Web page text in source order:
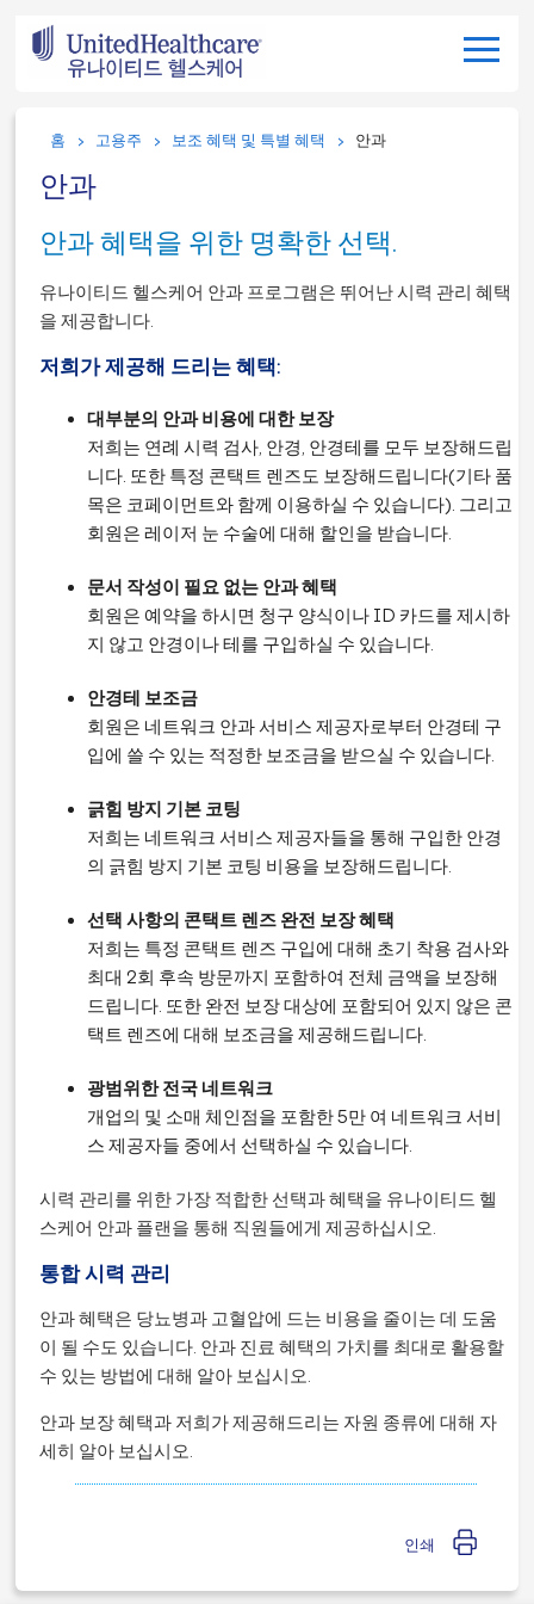
홈 고용주 보조 혜택 및 특별 혜택 안과
안과
안과 혜택을 위한 명확한 선택.
유나이티드 헬스케어 안과 프로그램은 뛰어난 시력 관리 혜택
을 제공합니다.
저희가 제공해 드리는 혜택:
대부분의 안과 비용에 대한 보장
저희는 연례 시력 검사, 안경, 안경테를 모두 보장해드립
니다. 또한 특정 콘택트 렌즈도 보장해드립니다(기타 품
목은 코페이먼트와 함께 이용하실 수 있습니다). 그리고
회원은 레이저 눈 수술에 대해 할인을 받습니다.
문서 작성이 필요 없는 안과 혜택
회원은 예약을 하시면 청구 양식이나 ID 카드를 제시하
지 않고 안경이나 테를 구입하실 수 있습니다.
안경테 보조금
회원은 네트워크 안과 서비스 제공자로부터 안경테 구
입에 쓸 수 있는 적정한 보조금을 받으실 수 있습니다.
긁힘 방지 기본 코팅
저희는 네트워크 서비스 제공자들을 통해 구입한 안경
의 긁힘 방지 기본 코팅 비용을 보장해드립니다.
선택 사항의 콘택트 렌즈 완전 보장 혜택
저희는 특정 콘택트 렌즈 구입에 대해 초기 착용 검사와
최대 2회 후속 방문까지 포함하여 전체 금액을 보장해
드립니다. 또한 완전 보장 대상에 포함되어 있지 않은 콘
택트 렌즈에 대해 보조금을 제공해드립니다.
광범위한 전국 네트워크
개업의 및 소매 체인점을 포함한 5만 여 네트워크 서비
스 제공자들 중에서 선택하실 수 있습니다.
시력 관리를 위한 가장 적합한 선택과 혜택을 유나이티드 헬
스케어 안과 플랜을 통해 직원들에게 제공하십시오.
통합 시력 관리
안과 혜택은 당뇨병과 고혈압에 드는 비용을 줄이는 데 도움
이 될 수도 있습니다. 안과 진료 혜택의 가치를 최대로 활용할
수 있는 방법에 대해 알아 보십시오.
안과 보장 혜택과 저희가 제공해드리는 자원 종류에 대해 자
세히 알아 보십시오.
인쇄